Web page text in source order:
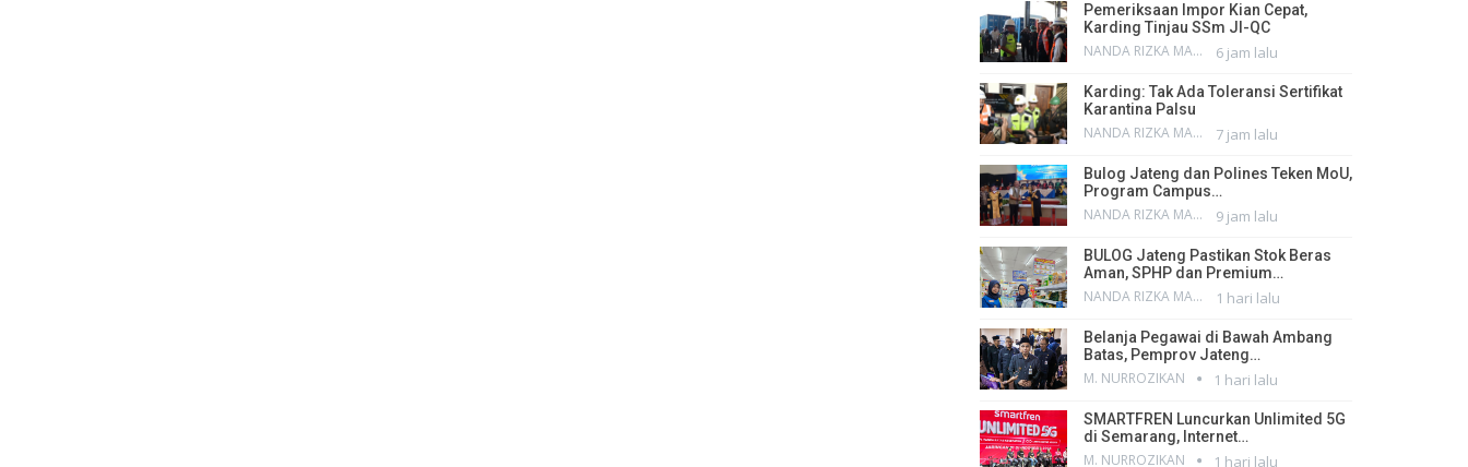
Pemeriksaan Impor Kian Cepat,
Karding Tinjau SSm JI-QC
NANDA RIZKA MAHENDRA 6 jam lalu
Karding: Tak Ada Toleransi Sertifikat
Karantina Palsu
NANDA RIZKA MAHENDRA 7 jam lalu
Bulog Jateng dan Polines Teken MoU,
Program Campus…
NANDA RIZKA MAHENDRA 9 jam lalu
BULOG Jateng Pastikan Stok Beras
Aman, SPHP dan Premium…
NANDA RIZKA MAHENDRA 1 hari lalu
Belanja Pegawai di Bawah Ambang
Batas, Pemprov Jateng…
M. NURROZIKAN 1 hari lalu
SMARTFREN Luncurkan Unlimited 5G
di Semarang, Internet…
M. NURROZIKAN 1 hari lalu